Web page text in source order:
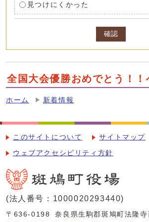
見つけにくかった
確認
全国大会優勝おめでとう！！
ホーム 新着情報
このサイトについて サイトマップ
ウェブアクセシビリティ方針
(法人番号：1000020293440)
〒636-0198
奈良県生駒郡斑鳩町法隆